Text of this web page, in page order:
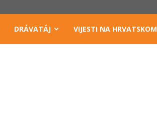
DRÁVATÁJ VIJESTI NA HRVATSKOM